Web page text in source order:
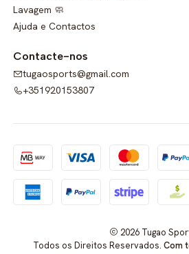
Lavagem 🧼
Ajuda e Contactos
Contacte-nos
tugaosports@gmail.com
+351920153807
2026 Tugao
Todos os Direitos Reservados. Com